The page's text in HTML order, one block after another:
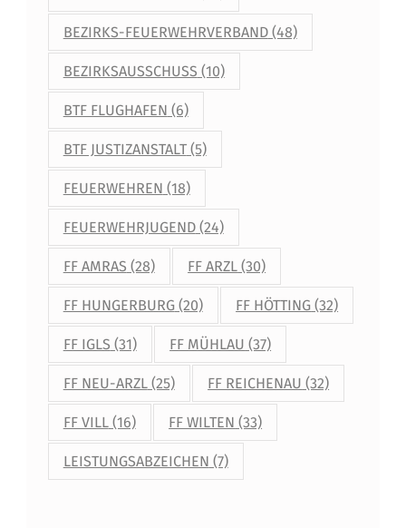
M
A
E
U
E
R
W
H
R
"
BEZIRKS-FEUERWEHRVERBAND(48)
BEZIRKSAUSSCHUSS (10)
BTF FLUGHAFEN (6)
BTF JUSTIZANSTALT(5)
FEUERWEHREN (18)
FEUERWEHRJUGEND(24)
FF AMRAS (28) FF ARZL (30)
FF HUNGERBURG(20) FF HÖTTING (32)
FF IGLS (31) FF MÜHLAU (37)
FF NEU-ARZL(25) FF REICHENAU (32)
FF VILL(16) FF WILTEN (33)
LEISTUNGSABZEICHEN (7)